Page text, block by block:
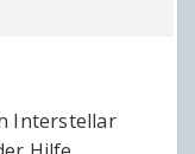
Interstellar